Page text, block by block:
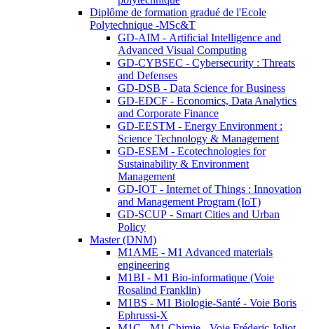
Diplôme de formation gradué de l'Ecole
Polytechnique -MSc&T
GD-AIM - Artificial Intelligence and
Advanced Visual Computing
GD-CYBSEC - Cybersecurity : Threats
and Defenses
GD-DSB - Data Science for Business
GD-EDCF - Economics, Data Analytics
and Corporate Finance
GD-EESTM - Energy Environment :
Science Technology & Management
GD-ESEM - Ecotechnologies for
Sustainability & Environment
Management
GD-IOT - Internet of Things : Innovation
and Management Program (IoT)
GD-SCUP - Smart Cities and Urban
Policy
Master (DNM)
M1AME - M1 Advanced materials
engineering
M1BI - M1 Bio-informatique (Voie
Rosalind Franklin)
M1BS - M1 Biologie-Santé - Voie Boris
Ephrussi-X